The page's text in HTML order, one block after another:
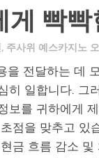
게 빡빡
, 주사위 예스카지노
전달하는 데
히 일합니다.
를 귀하에게
초점을 맞추고
흐름 감소 및